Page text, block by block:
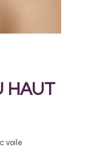
HAUT
voile